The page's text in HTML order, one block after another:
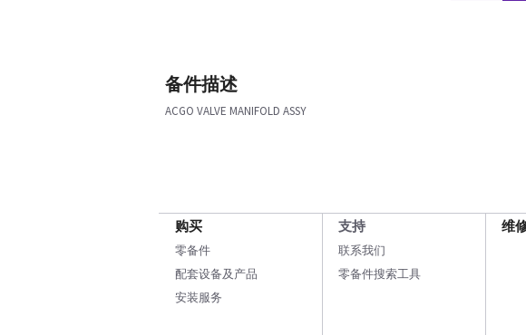
备件描述
ACGO VALVE MANIFOLD ASSY
购买
零备件
配套设备及产品
安装服务
支持
联系我们
零备件搜索工具
维